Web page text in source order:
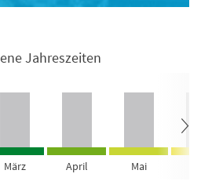
Jahreszeiten
März April Mai